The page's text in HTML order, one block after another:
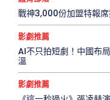
戰神3,000份加盟特報
影劇推薦
AI不只拍短劇！中國布
溫
影劇推薦